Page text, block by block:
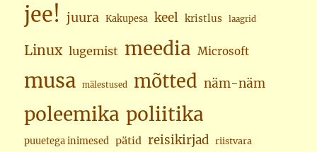
jee! juura Kakupesa keel kristlus laagrid
Linux lugemist meedia Microsoft
musa mälestused mõtted näm-näm
poleemika poliitika
puuetega inimesed pätid reisikirjad riistvara